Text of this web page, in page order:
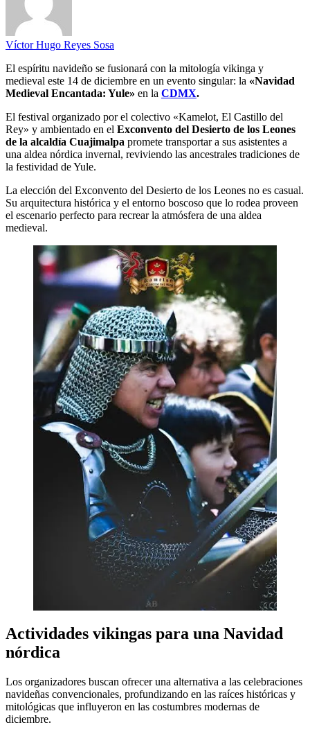
Víctor Hugo Reyes Sosa
El espíritu navideño se fusionará con la mitología vikinga y
medieval este 14 de diciembre en un evento singular: la «Navidad
Medieval Encantada: Yule» en la CDMX.
El festival organizado por el colectivo «Kamelot, El Castillo del
Rey» y ambientado en el Exconvento del Desierto de los Leones
de la alcaldía Cuajimalpa promete transportar a sus asistentes a
una aldea nórdica invernal, reviviendo las ancestrales tradiciones de
la festividad de Yule.
La elección del Exconvento del Desierto de los Leones no es casual.
Su arquitectura histórica y el entorno boscoso que lo rodea proveen
el escenario perfecto para recrear la atmósfera de una aldea
medieval.
Actividades vikingas para una Navidad
nórdica
Los organizadores buscan ofrecer una alternativa a las celebraciones
navideñas convencionales, profundizando en las raíces históricas y
mitológicas que influyeron en las costumbres modernas de
diciembre.